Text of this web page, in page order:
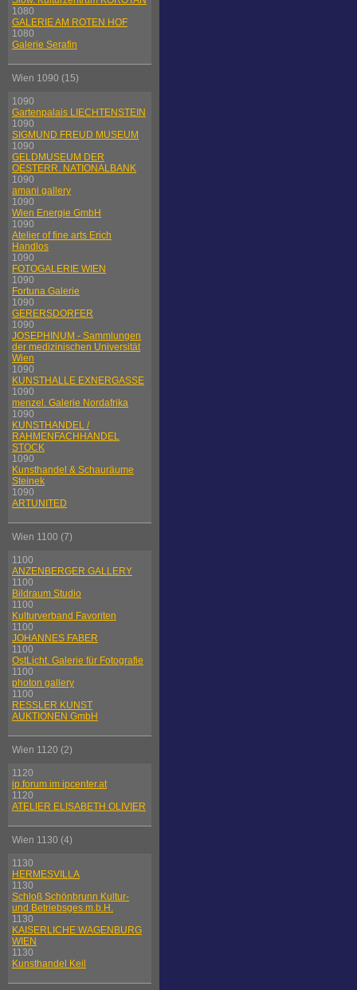
1080
GALERIE AM ROTEN HOF
1080
Galerie Serafin
Wien 1090 (15)
1090
Gartenpalais LIECHTENSTEIN
1090
SIGMUND FREUD MUSEUM
1090
GELDMUSEUM DER
OESTERR. NATIONALBANK
1090
amani gallery
1090
Wien Energie GmbH
1090
Atelier of fine arts Erich
Handlos
1090
FOTOGALERIE WIEN
1090
Fortuna Galerie
1090
GERERSDORFER
1090
JOSEPHINUM - Sammlungen
der medizinischen Universität
Wien
1090
KUNSTHALLE EXNERGASSE
1090
menzel. Galerie Nordafrika
1090
KUNSTHANDEL /
RAHMENFACHHANDEL
STOCK
1090
Kunsthandel & Schauräume
Steinek
1090
ARTUNITED
Wien 1100 (7)
1100
ANZENBERGER GALLERY
1100
Bildraum Studio
1100
Kulturverband Favoriten
1100
JOHANNES FABER
1100
OstLicht. Galerie für Fotografie
1100
photon gallery
1100
RESSLER KUNST
AUKTIONEN GmbH
Wien 1120 (2)
1120
ip.forum im ipcenter.at
1120
ATELIER ELISABETH OLIVIER
Wien 1130 (4)
1130
HERMESVILLA
1130
Schloß Schönbrunn Kultur-
und Betriebsges.m.b.H.
1130
KAISERLICHE WAGENBURG
WIEN
1130
Kunsthandel Keil